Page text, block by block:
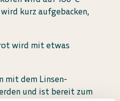
kurz aufgebacken,
wird mit etwas
mit dem Linsen-
und ist bereit zum